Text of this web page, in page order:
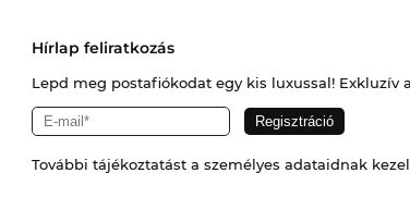
Hírlap feliratkozás
Lepd meg postafiókodat egy kis luxussal! Exkluzív
További tájékoztatást a személyes adataidnak